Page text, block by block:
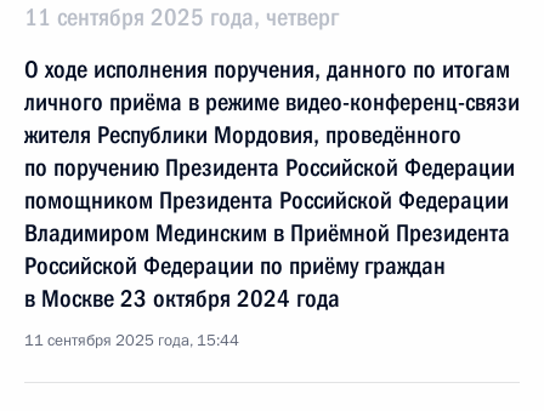
11 сентября 2025 года, четверг
О ходе исполнения поручения, данного по итогам
личного приёма в режиме видео-конференц-связи
жителя Республики Мордовия, проведённого
по поручению Президента Российской Федерации
помощником Президента Российской Федерации
Владимиром Мединским в Приёмной Президента
Российской Федерации по приёму граждан
в Москве 23 октября 2024 года
11 сентября 2025 года, 15:44